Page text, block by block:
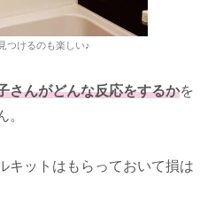
つけるのも楽しい♪
さんがどんな反応をするかを
。
キットはもらっておいて損は